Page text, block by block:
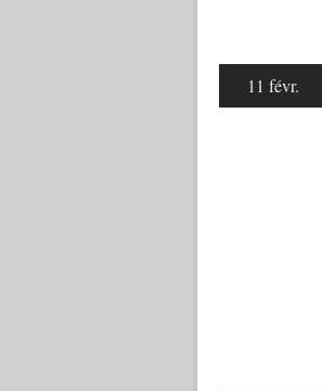
11 févr.